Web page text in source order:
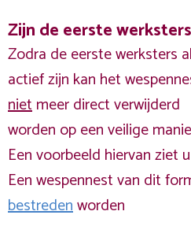
Zijn de eerste
Zodra de eerste werksters al
actief zijn kan het
nietmeer direct verwijderd
worden op een veilige
Een voorbeeld hiervan ziet
Een wespennest van dit
bestredenworden